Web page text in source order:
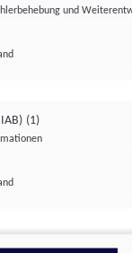
und
(1)